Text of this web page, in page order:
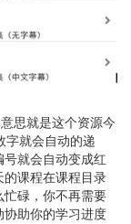
思就是这个资源今
字就会自动的递
就会自动变成红
的课程在课程目录
忙碌，你不再需要
协助你的学习进度